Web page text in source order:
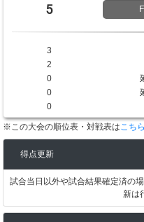
5
3
2
0
0
0
※この大会の順位表・対戦表はこちら
得点更新
試合当日以外や試合結果確定済の
新は